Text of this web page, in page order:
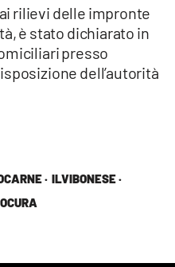
· ILVIBONESE ·
rilievi delle impronte
è stato dichiarato in
presso
dell’autorità